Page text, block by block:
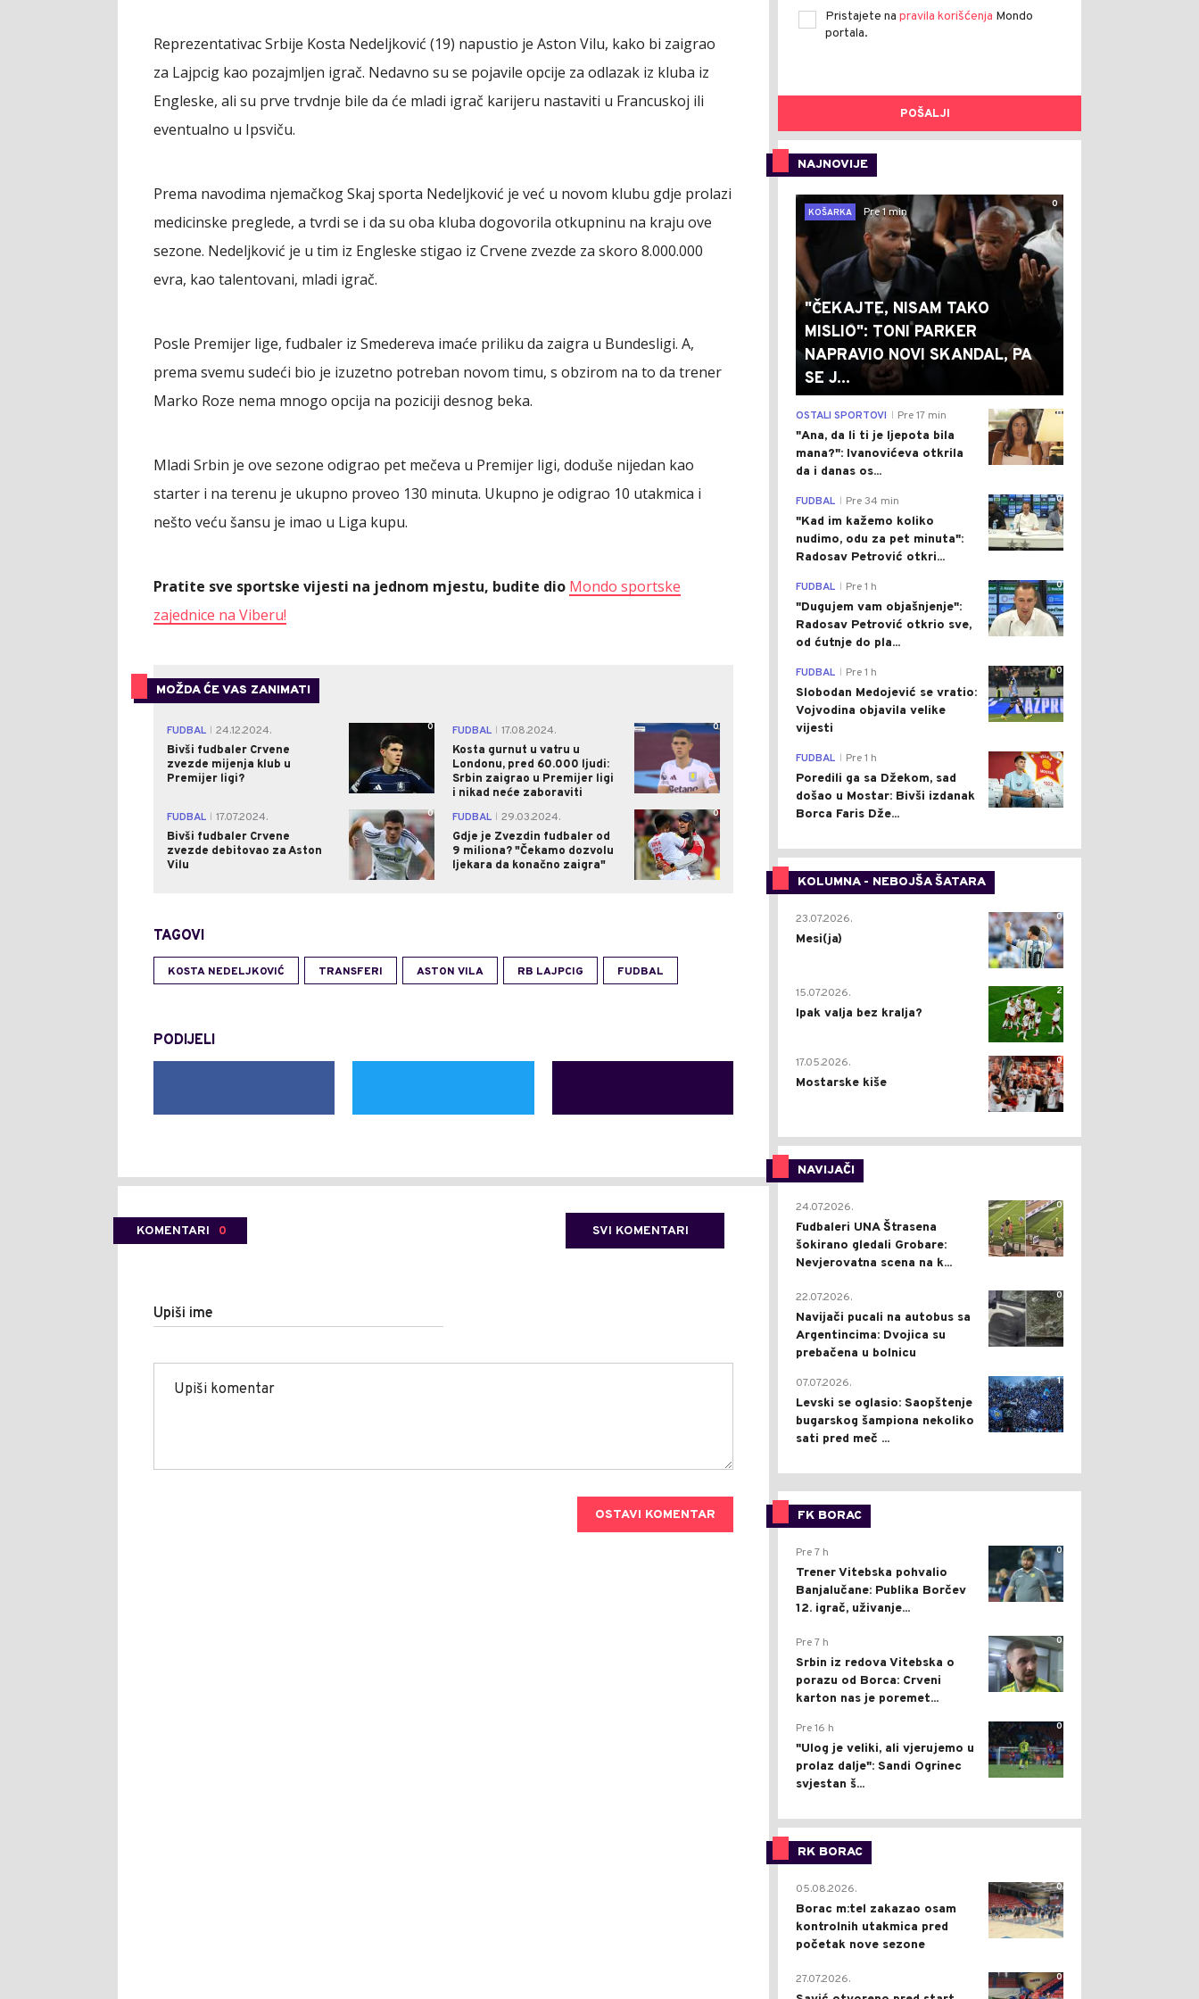
Reprezentativac Srbije Kosta Nedeljković (19) napustio je Aston Vilu, kako bi zaigrao
za Lajpcig kao pozajmljen igrač. Nedavno su se pojavile opcije za odlazak iz kluba iz
Engleske, ali su prve trvdnje bile da će mladi igrač karijeru nastaviti u Francuskoj ili
eventualno u Ipsviču.
Prema navodima njemačkog Skaj sporta Nedeljković je već u novom klubu gdje prolazi
medicinske preglede, a tvrdi se i da su oba kluba dogovorila otkupninu na kraju ove
sezone. Nedeljković je u tim iz Engleske stigao iz Crvene zvezde za skoro 8.000.000
evra, kao talentovani, mladi igrač.
Posle Premijer lige, fudbaler iz Smedereva imaće priliku da zaigra u Bundesligi. A,
prema svemu sudeći bio je izuzetno potreban novom timu, s obzirom na to da trener
Marko Roze nema mnogo opcija na poziciji desnog beka.
Mladi Srbin je ove sezone odigrao pet mečeva u Premijer ligi, doduše nijedan kao
starter i na terenu je ukupno proveo 130 minuta. Ukupno je odigrao 10 utakmica i
nešto veću šansu je imao u Liga kupu.
Pratite sve sportske vijesti na jednom mjestu, budite dio Mondo sportske
zajednice na Viberu!
MOŽDA ĆE VAS ZANIMATI
FUDBAL
24.12.2024.
Bivši fudbaler Crvene
zvezde mijenja klub u
Premijer ligi?
0 FUDBAL
17.08.2024.
Kosta gurnut u vatru u
Londonu, pred 60.000 ljudi:
Srbin zaigrao u Premijer ligi
i nikad neće zaboraviti
0
FUDBAL
17.07.2024.
Bivši fudbaler Crvene
zvezde debitovao za Aston
Vilu
0 FUDBAL
29.03.2024.
Gdje je Zvezdin fudbaler od
9 miliona? "Čekamo dozvolu
ljekara da konačno zaigra"
0
TAGOVI
KOSTA NEDELJKOVIĆ TRANSFERI ASTON VILA RB LAJPCIG FUDBAL
PODIJELI
KOMENTARI 0 SVI KOMENTARI
Upiši ime
OSTAVI KOMENTAR
Pristajete na pravila korišćenja Mondo
portala.
POŠALJI
NAJNOVIJE
0
KOŠARKA
Pre 1 min
"ČEKAJTE, NISAM TAKO
MISLIO": TONI PARKER
NAPRAVIO NOVI SKANDAL, PA
SE J...
0
OSTALI SPORTOVI Pre 17 min
"Ana, da li ti je ljepota bila
mana?": Ivanovićeva otkrila
da i danas os...
0
FUDBAL Pre 34 min
"Kad im kažemo koliko
nudimo, odu za pet minuta":
Radosav Petrović otkri...
0
FUDBAL Pre 1 h
"Dugujem vam objašnjenje":
Radosav Petrović otkrio sve,
od ćutnje do pla...
0
FUDBAL Pre 1 h
Slobodan Medojević se vratio:
Vojvodina objavila velike
vijesti
0
FUDBAL Pre 1 h
Poredili ga sa Džekom, sad
došao u Mostar: Bivši izdanak
Borca Faris Dže...
KOLUMNA - NEBOJŠA ŠATARA
0
23.07.2026.
Mesi(ja)
2
15.07.2026.
Ipak valja bez kralja?
0
17.05.2026.
Mostarske kiše
NAVIJAČI
0
24.07.2026.
Fudbaleri UNA Štrasena
šokirano gledali Grobare:
Nevjerovatna scena na k...
0
22.07.2026.
Navijači pucali na autobus sa
Argentincima: Dvojica su
prebačena u bolnicu
1
07.07.2026.
Levski se oglasio: Saopštenje
bugarskog šampiona nekoliko
sati pred meč ...
FK BORAC
0
Pre 7 h
Trener Vitebska pohvalio
Banjalučane: Publika Borčev
12. igrač, uživanje...
0
Pre 7 h
Srbin iz redova Vitebska o
porazu od Borca: Crveni
karton nas je poremet...
0
Pre 16 h
"Ulog je veliki, ali vjerujemo u
prolaz dalje": Sandi Ogrinec
svjestan š...
RK BORAC
0
05.08.2026.
Borac m:tel zakazao osam
kontrolnih utakmica pred
početak nove sezone
0
27.07.2026.